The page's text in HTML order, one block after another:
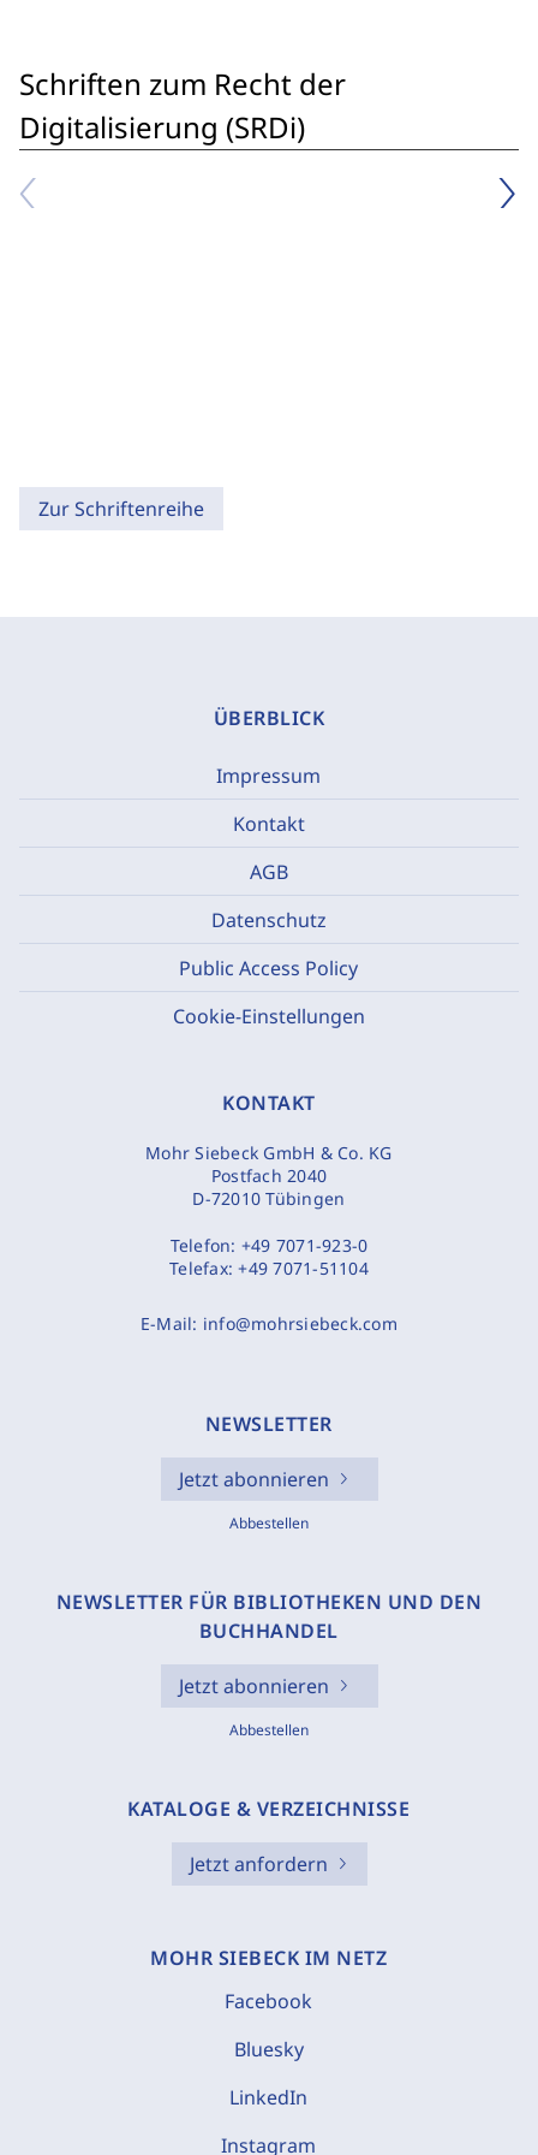
Schriften zum Recht der
Digitalisierung (SRDi)
Zur Schriftenreihe
ÜBERBLICK
Impressum
Kontakt
AGB
Datenschutz
Public Access Policy
Cookie-Einstellungen
KONTAKT
Mohr Siebeck GmbH & Co. KG
Postfach 2040
D-72010 Tübingen
Telefon: +49 7071-923-0
Telefax:+49 7071-51104
E-Mail: info@mohrsiebeck.com
NEWSLETTER
Jetzt abonnieren
Abbestellen
NEWSLETTER FÜR BIBLIOTHEKEN UND DEN
BUCHHANDEL
Jetzt abonnieren
Abbestellen
KATALOGE & VERZEICHNISSE
Jetzt anfordern
MOHR SIEBECK IM NETZ
Facebook
Bluesky
LinkedIn
Instagram